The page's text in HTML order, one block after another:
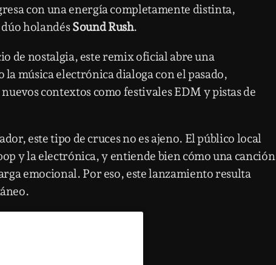
con una energía completamente distinta,
holandésSound Rush.
de nostalgia, este remix oficial abre una
música electrónica dialoga con el pasado,
contextos como festivales EDM y pistas de
este tipo de cruces no es ajeno. El público local
y la electrónica, y entiende bien cómo una canción
emocional. Por eso, este lanzamiento resulta